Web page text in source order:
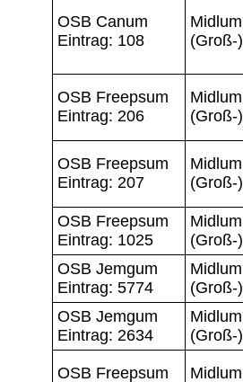
OSB Canum
Eintrag: 108
Midlum
(Groß-)
OSB Freepsum
Eintrag: 206
Midlum
(Groß-)
OSB Freepsum
Eintrag: 207
Midlum
(Groß-)
OSB Freepsum
Eintrag: 1025
Midlum
(Groß-)
OSB Jemgum
Eintrag: 5774
Midlum
(Groß-)
OSB Jemgum
Eintrag: 2634
Midlum
(Groß-)
OSB Freepsum Midlum